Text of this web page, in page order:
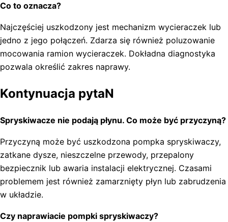
Co to oznacza?
Najczęściej uszkodzony jest mechanizm wycieraczek lub
jedno z jego połączeń. Zdarza się również poluzowanie
mocowania ramion wycieraczek. Dokładna diagnostyka
pozwala określić zakres naprawy.
Kontynuacja pytaN
Spryskiwacze nie podają płynu. Co może być przyczyną?
Przyczyną może być uszkodzona pompka spryskiwaczy,
zatkane dysze, nieszczelne przewody, przepalony
bezpiecznik lub awaria instalacji elektrycznej. Czasami
problemem jest również zamarznięty płyn lub zabrudzenia
w układzie.
Czy naprawiacie pompki spryskiwaczy?